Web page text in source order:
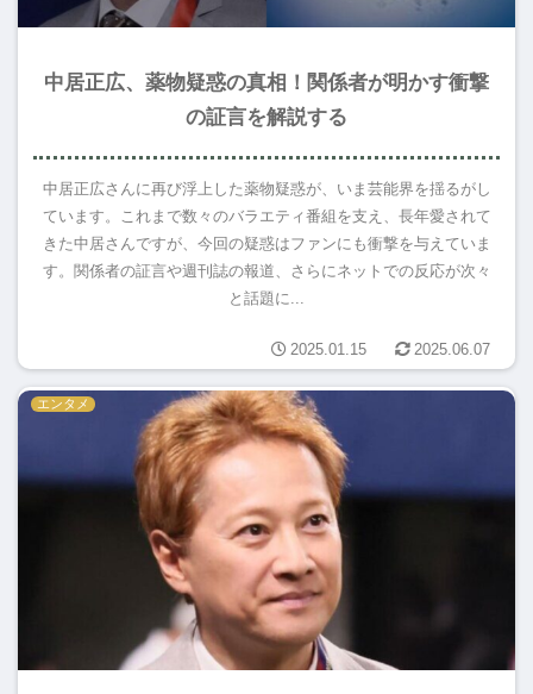
中居正広、薬物疑惑の真相！関係者が明かす衝撃
の証言を解説する
中居正広さんに再び浮上した薬物疑惑が、いま芸能界を揺るがし
ています。これまで数々のバラエティ番組を支え、長年愛されて
きた中居さんですが、今回の疑惑はファンにも衝撃を与えていま
す。関係者の証言や週刊誌の報道、さらにネットでの反応が次々
と話題に...
2025.01.15 2025.06.07
エンタメ